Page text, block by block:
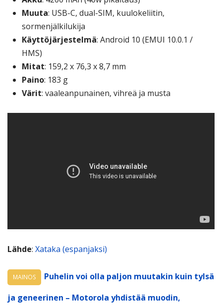
Muuta: USB-C, dual-SIM, kuulokeliitin,
sormenjälkilukija
Käyttöjärjestelmä: Android 10 (EMUI 10.0.1 /
HMS)
Mitat: 159,2 x 76,3 x 8,7 mm
Paino: 183 g
Värit: vaaleanpunainen, vihreä ja musta
Lähde: Xataka (espanjaksi)
MAINOS
Puhelin voi olla paljon muutakin kuin tylsä
ja geneerinen – Motorola yhdistää muodin,